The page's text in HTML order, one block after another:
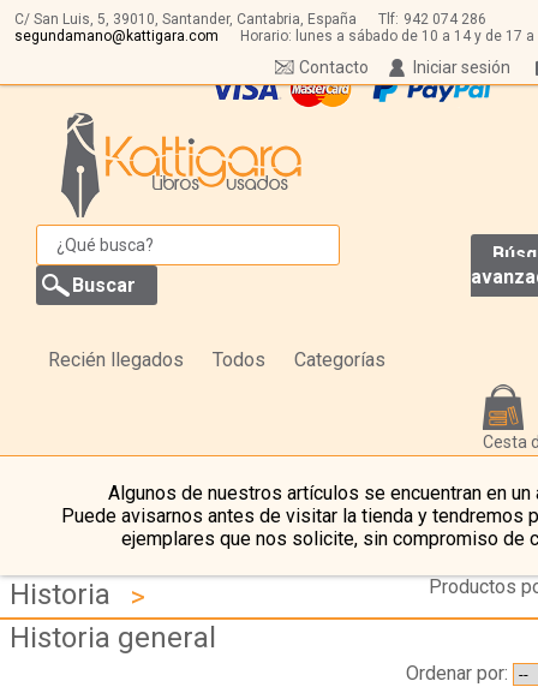
C/ San Luis, 5, 39010, Santander, Cantabria, España Tlf: 942 074 286
segundamano@kattigara.com
Horario: lunes a sábado de 10 a 14 y de 17 a
Iniciar sesión
Contacto
Recién llegados Todos Categorías
Cesta
Algunos de nuestros artículos se encuentran en un
Puede avisarnos antes de visitar la tienda y tendremos
ejemplares que nos solicite, sin compromiso de
Historia
>
Historia general
Productos
Ordenar por: